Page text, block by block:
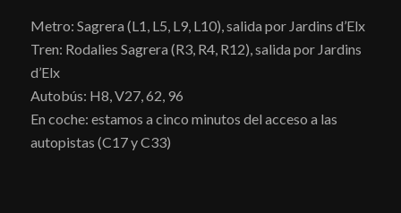
Metro: Sagrera (L1, L5, L9, L10), salida por Jardins d’Elx
Tren: Rodalies Sagrera (R3, R4, R12), salida por Jardins
d’Elx
Autobús: H8, V27, 62, 96
En coche: estamos a cinco minutos del acceso a las
autopistas (C17 y C33)